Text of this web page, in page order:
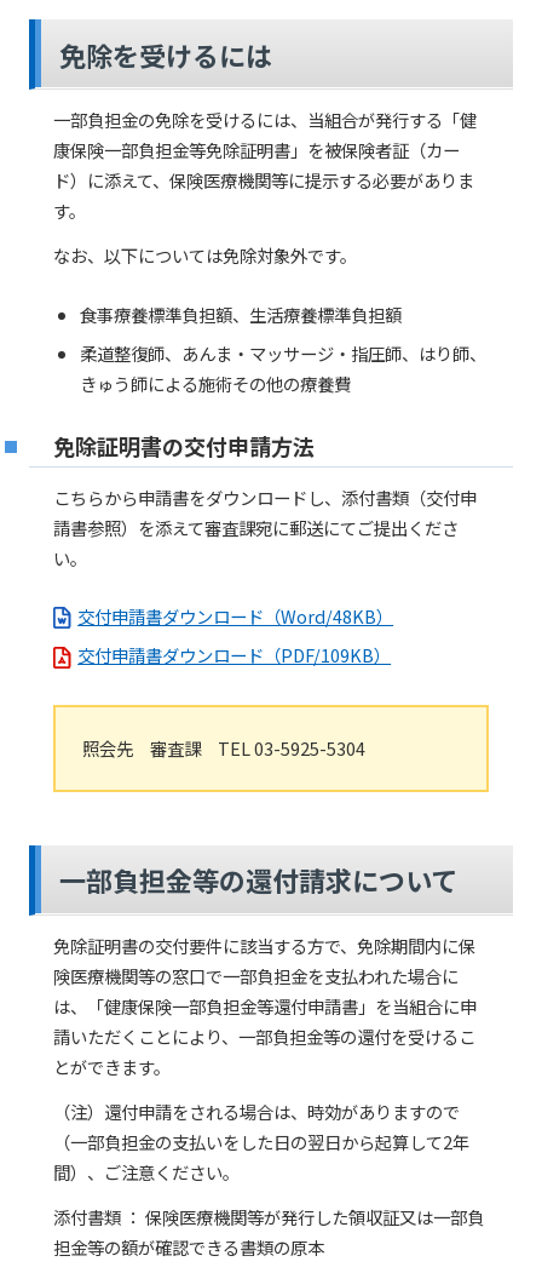
免除を受けるには
一部負担金の免除を受けるには、当組合が発行する「健
康保険一部負担金等免除証明書」を被保険者証（カー
ド）に添えて、保険医療機関等に提示する必要がありま
す。
なお、以下については免除対象外です。
食事療養標準負担額、生活療養標準負担額
柔道整復師、あんま・マッサージ・指圧師、はり師、
きゅう師による施術その他の療養費
免除証明書の交付申請方法
こちらから申請書をダウンロードし、添付書類（交付申
請書参照）を添えて審査課宛に郵送にてご提出くださ
い。
交付申請書ダウンロード（Word/48KB）
交付申請書ダウンロード（PDF/109KB）
照会先 審査課 TEL 03-5925-5304
一部負担金等の還付請求について
免除証明書の交付要件に該当する方で、免除期間内に保
険医療機関等の窓口で一部負担金を支払われた場合に
は、「健康保険一部負担金等還付申請書」を当組合に申
請いただくことにより、一部負担金等の還付を受けるこ
とができます。
（注）還付申請をされる場合は、時効がありますので
（一部負担金の支払いをした日の翌日から起算して2年
間）、ご注意ください。
添付書類 ： 保険医療機関等が発行した領収証又は一部負
担金等の額が確認できる書類の原本